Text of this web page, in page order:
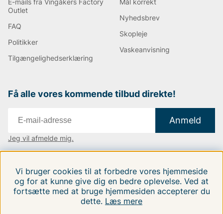
FILTRERA EFTER SORTER EFTER:
Outlet
FAQ
Politikker
Tilgængelighedserklæring
Nyhedsbrev
Skopleje
Vaskeanvisning
Få alle vores kommende tilbud direkte!
Anmeld
Jeg vil afmelde mig.
Følg os på vores sociale medier.
Vi bruger cookies til at forbedre vores hjemmeside
og for at kunne give dig en bedre oplevelse. Ved at
fortsætte med at bruge hjemmesiden accepterer du
dette. Læs mere